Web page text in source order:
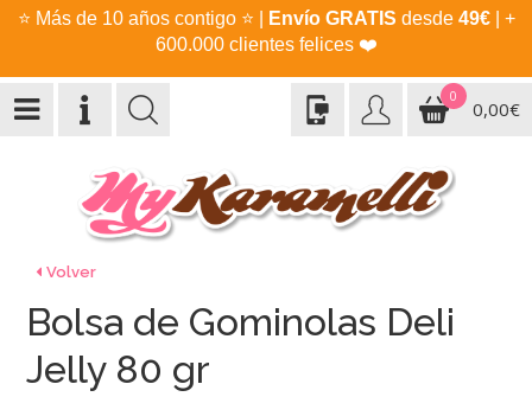
⭐ Más de 10 años contigo ⭐ Envío GRATIS desde 49€| +
600.000 clientes felices ❤️
0
0,00€
Volver
Bolsa de Gominolas Deli
Jelly 80 gr